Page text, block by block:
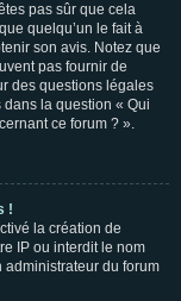
pas sûr que cela
quelqu’un le fait à
son avis. Notez que
pas fournir de
des questions légales
la question « Qui
ce forum ? ».
!
la création de
IP ou interdit le nom
administrateur du forum